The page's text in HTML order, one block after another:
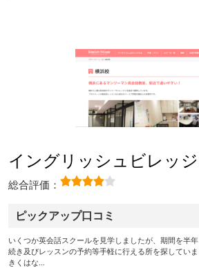
イングリッシュビレッ
総合評価：
ピックアップ口コミ
いくつか英会話スクールを見学しましたが、期間を半
続き及びレッスンの予約等手軽に行える所を探してい
きくはな…